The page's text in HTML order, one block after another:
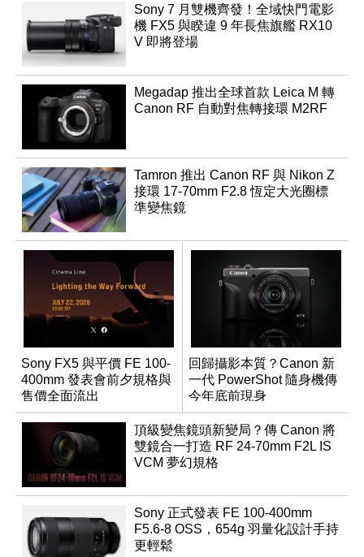
Sony 7 月雙機齊發！全域快門電影
機 FX5 與睽違 9 年長焦旗艦 RX10
V 即將登場
Megadap 推出全球首款 Leica M 轉
Canon RF 自動對焦轉接環 M2RF
Tamron 推出 Canon RF 與 Nikon Z
接環 17-70mm F2.8 恆定大光圈標
準變焦鏡
Sony FX5 與平價 FE 100-
400mm 發表會前夕規格與
售價全面流出
回歸攝影本質？Canon 新
一代 PowerShot 隨身機傳
今年底前現身
頂級變焦鏡頭新變局？傳 Canon 將
雙鏡合一打造 RF 24-70mm F2L IS
VCM 夢幻規格
Sony 正式發表 FE 100-400mm
F5.6-8 OSS，654g 羽量化設計手持
更輕鬆